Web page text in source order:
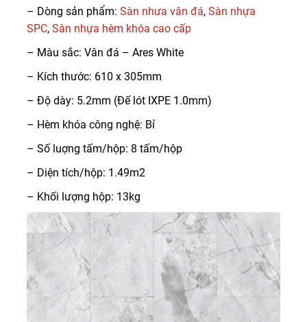
– Dòng sản phẩm: Sàn nhưa vân đá, Sàn nhựa
SPC, Sàn nhựa hèm khóa cao cấp
– Màu sắc: Vân đá – Ares White
– Kích thước: 610 x 305mm
– Độ dày: 5.2mm (Đế lót IXPE 1.0mm)
– Hèm khóa công nghệ: Bỉ
– Số luợng tấm/hộp: 8 tấm/hộp
– Diện tích/hộp: 1.49m2
– Khối lượng hộp: 13kg